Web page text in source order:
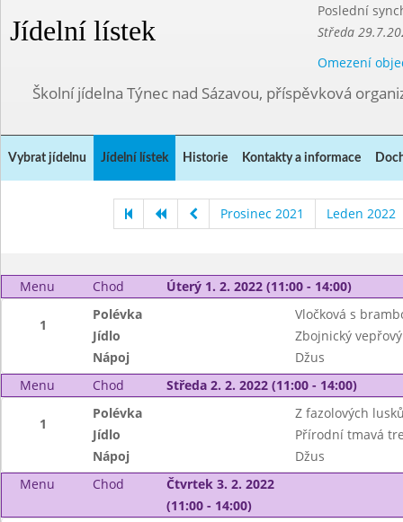
Jídelní lístek
Poslední
Středa
Omezení
Školní jídelna Týnec nad Sázavou, příspěvková
Vybrat jídelnu Jídelní lístek Historie Kontakty a informace
Prosinec 2021 Leden 2022
Menu Chod Úterý 1. 2. 2022 (11:00 - 14:00)
1
Polévka
Vločková s
Jídlo
Zbojnický
Nápoj
Džus
Menu
Chod Středa 2. 2. 2022 (11:00 - 14:00)
1
Polévka
Z fazolových
Jídlo
Přírodní tmavá
Nápoj
Džus
Menu
Chod
Čtvrtek 3. 2. 2022
(11:00 - 14:00)